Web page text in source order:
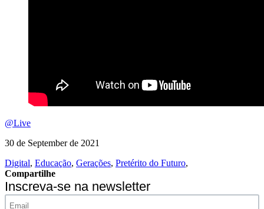
@Live
30 de September de 2021
Digital, Educação, Gerações, Pretérito do Futuro,
Compartilhe
Inscreva-se na newsletter